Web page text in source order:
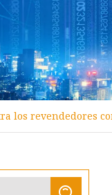
los revendedores